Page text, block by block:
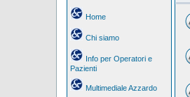
Home
Chi siamo
Info per Operatori e
Pazienti
Multimediale Azzardo